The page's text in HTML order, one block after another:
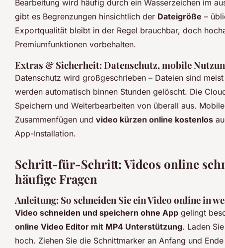
Bearbeitung wird häufig durch ein Wasserzeichen im
gibt es Begrenzungen hinsichtlich der Dateigröße –
Exportqualität bleibt in der Regel brauchbar, doch
Premiumfunktionen vorbehalten.
Extras & Sicherheit: Datenschutz, mobile
Datenschutz wird großgeschrieben – Dateien sind
werden automatisch binnen Stunden gelöscht. Die
Speichern und Weiterbearbeiten von überall aus.
Zusammenfügen und video kürzen online kostenlos
App-Installation.
Schritt-für-Schritt: Videos online
häufige Fragen
Anleitung: So schneiden Sie ein Video online in
Video schneiden und speichern ohne App gelingt
online Video Editor mit MP4 Unterstützung. Laden
hoch. Ziehen Sie die Schnittmarker an Anfang und